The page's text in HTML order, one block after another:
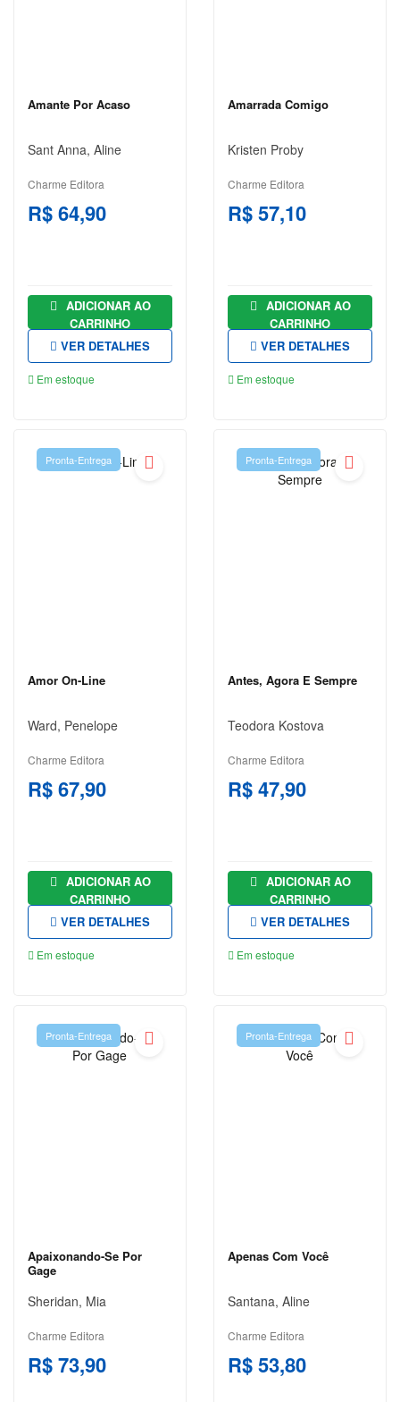
nos uma
Amante Por Acaso
Sant Anna, Aline
Charme Editora
R$ 64,90
CARRINHO
VER DETALHES
Em estoque
Amarrada Comigo
Kristen Proby
Charme Editora
R$ 57,10
CARRINHO
VER DETALHES
Em estoque
Pronta-Entrega
Amor On-Line
Ward, Penelope
Charme Editora
R$ 67,90
CARRINHO
VER DETALHES
Em estoque
Pronta-Entrega
Antes, Agora E Sempre
Teodora Kostova
Charme Editora
R$ 47,90
CARRINHO
VER DETALHES
Em estoque
Pronta-Entrega
Apaixonando-Se Por
Gage
Sheridan, Mia
Charme Editora
R$ 73,90
Pronta-Entrega
Apenas Com Você
Santana, Aline
Charme Editora
R$ 53,80